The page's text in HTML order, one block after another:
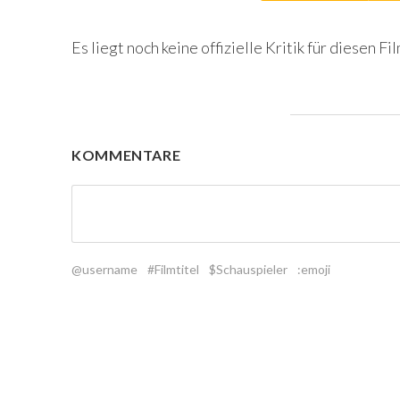
Es liegt noch keine offizielle Kritik für diesen
KOMMENTARE
@username #Filmtitel $Schauspieler :emoji